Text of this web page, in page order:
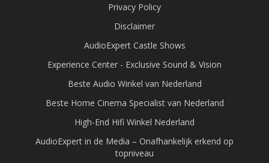
Privacy Policy
Disclaimer
AudioExpert Castle Shows
Experience Center - Exclusive Sound & Vision
Beste Audio Winkel van Nederland
Beste Home Cinema Specialist van Nederland
High-End Hifi Winkel Nederland
AudioExpert in de Media – Onafhankelijk erkend op
topniveau